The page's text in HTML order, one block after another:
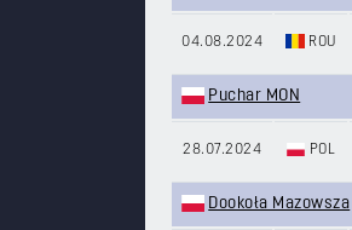
04.08.2024 ROU
Puchar MON
28.07.2024 POL
Dookoła Mazowsza